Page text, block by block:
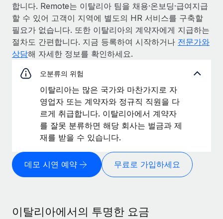
합니다. Remote는 이탈리아 팀을 채용·온보딩·급여지급
할 수 있어 고객이 지역에 별도의 HR 서비스를 구축할
필요가 없습니다. 또한 이탈리아의 계약자에게 지급하는
절차도 간편합니다. 지금 등록하여 시작하거나 전문가와
상담해 자세한 정보를 확인하세요.
오분류의 위험
이탈리아는 많은 국가와 마찬가지로 자
영업자 또는 계약자와 정규직 직원을 다
르게 취급합니다. 이탈리아에서 계약자
를 잘못 분류하면 해당 회사는 벌금과 제
재를 받을 수 있습니다.
데모 시연 예약 무료로 가입하세요
이탈리아에서의 투명한 요금